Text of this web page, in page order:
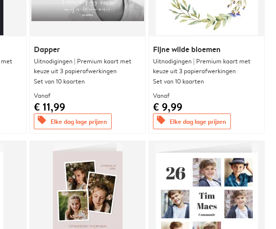
met
Dapper
Uitnodigingen | Premium kaart met
keuze uit 3 papierafwerkingen
Set van 10 kaarten
Vanaf
€ 11,99
offers Elke dag lage prijzen
Fijne wilde bloemen
Uitnodigingen | Premium kaart met
keuze uit 3 papierafwerkingen
Set van 10 kaarten
Vanaf
€ 9,99
offers Elke dag lage prijzen